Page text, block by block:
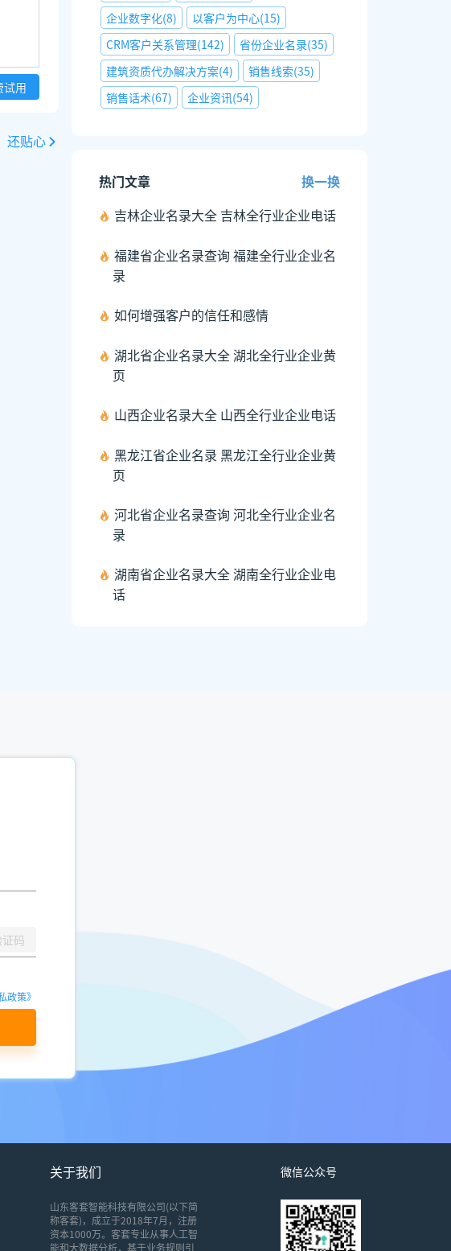
试用
还贴心
企业数字化(8) 以客户为中心(15)
CRM客户关系管理(142) 省份企业名录(35)
建筑资质代办解决方案(4) 销售线索(35)
销售话术(67) 企业资讯(54)
热门文章
换一换
吉林企业名录大全 吉林全行业企业电话
福建省企业名录查询 福建全行业企业名
录
如何增强客户的信任和感情
湖北省企业名录大全 湖北全行业企业黄
页
山西企业名录大全 山西全行业企业电话
黑龙江省企业名录 黑龙江全行业企业黄
页
河北省企业名录查询 河北全行业企业名
录
湖南省企业名录大全 湖南全行业企业电
话
码
政策》
关于我们
山东客套智能科技有限公司(以下简
称客套)，成立于2018年7月，注册
资本1000万。客套专业从事人工智
能和大数据分析，基于业务规则引
微信公众号